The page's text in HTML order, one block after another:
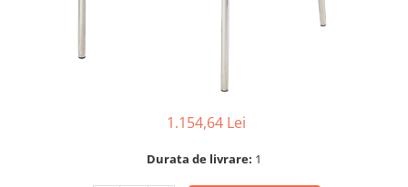
1.154,64 Lei
Durata de livrare: 1